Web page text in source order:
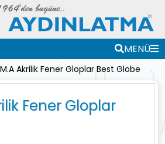
MENÜ
Akrilik Fener Gloplar Best Globe
Fener Gloplar